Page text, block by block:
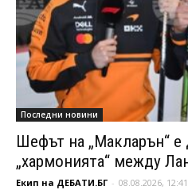
Последни новини
Шефът на „Макларън“ е
„хармонията“ между
Екип на ДЕБАТИ.БГ - 08.08.2026, 12:41